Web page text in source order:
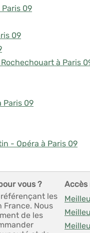
09
09
à Paris
Paris 09
- Opéra à Paris 09
vous ?
les
France. Nous
de les
Accès